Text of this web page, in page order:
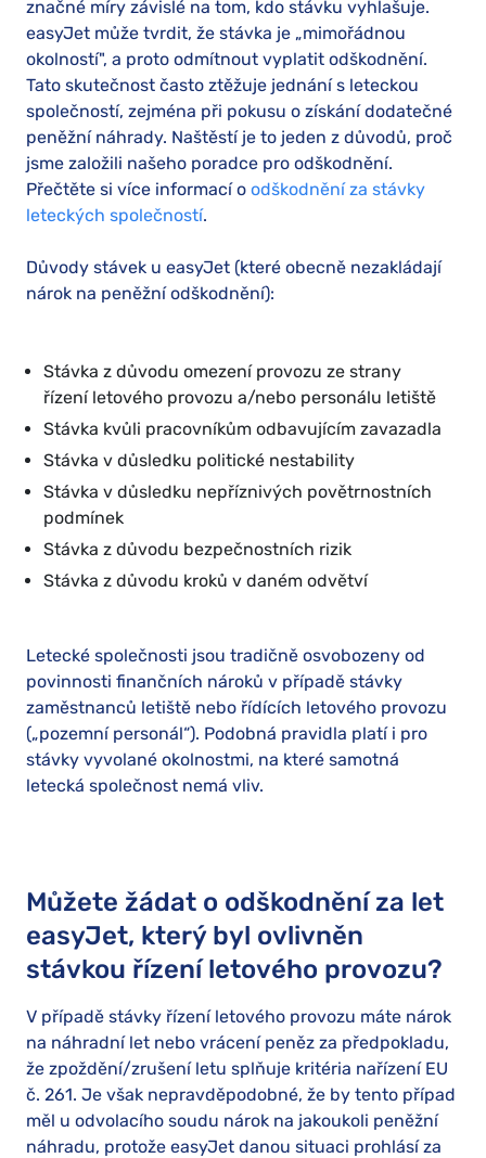
značné míry závislé na tom, kdo stávku vyhlašuje.
easyJet může tvrdit, že stávka je „mimořádnou
okolností", a proto odmítnout vyplatit odškodnění.
Tato skutečnost často ztěžuje jednání s leteckou
společností, zejména při pokusu o získání dodatečné
peněžní náhrady. Naštěstí je to jeden z důvodů, proč
jsme založili našeho poradce pro odškodnění.
Přečtěte si více informací o odškodnění za stávky
leteckých společností.
Důvody stávek u easyJet (které obecně nezakládají
nárok na peněžní odškodnění):
Stávka z důvodu omezení provozu ze strany
řízení letového provozu a/nebo personálu letiště
Stávka kvůli pracovníkům odbavujícím zavazadla
Stávka v důsledku politické nestability
Stávka v důsledku nepříznivých povětrnostních
podmínek
Stávka z důvodu bezpečnostních rizik
Stávka z důvodu kroků v daném odvětví
Letecké společnosti jsou tradičně osvobozeny od
povinnosti finančních nároků v případě stávky
zaměstnanců letiště nebo řídících letového provozu
(„pozemní personál“). Podobná pravidla platí i pro
stávky vyvolané okolnostmi, na které samotná
letecká společnost nemá vliv.
Můžete žádat o odškodnění za let
easyJet, který byl ovlivněn
stávkou řízení letového provozu?
V případě stávky řízení letového provozu máte nárok
na náhradní let nebo vrácení peněz za předpokladu,
že zpoždění/zrušení letu splňuje kritéria nařízení EU
č. 261. Je však nepravděpodobné, že by tento případ
měl u odvolacího soudu nárok na jakoukoli peněžní
náhradu, protože easyJet danou situaci prohlásí za